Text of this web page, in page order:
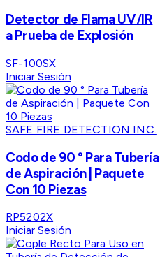
Detector de Flama UV/IR
a Prueba de Explosión
SF-100SX
Iniciar Sesión
SAFE FIRE DETECTION INC.
Codo de 90 ° Para Tubería
de Aspiración | Paquete
Con 10 Piezas
RP5202X
Iniciar Sesión